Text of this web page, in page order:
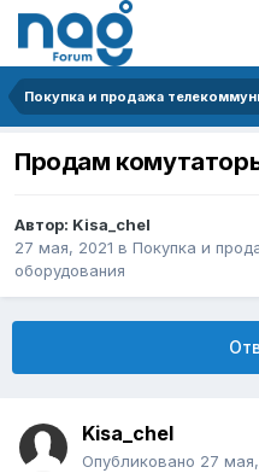
Продам
Автор: Kisa_chel
27 мая, 2021 в Покупка и
оборудования
Kisa_chel
Опубликовано 27